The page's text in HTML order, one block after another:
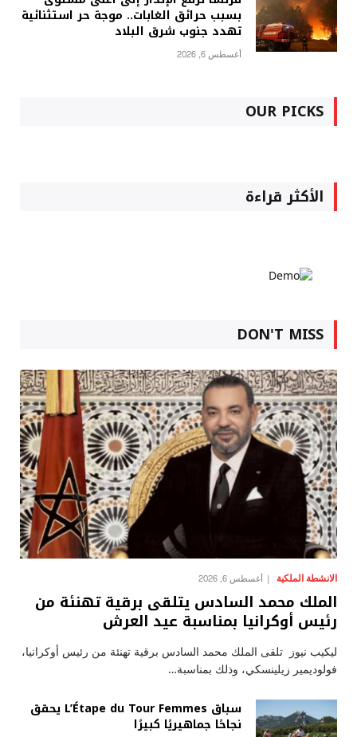
بسبب حرائق الغابات.. موجة حر استثنائية
تهدد جنوب شرق البلاد
أغسطس 6, 2026
OUR PICKS
الأكثر قراءة
DON'T MISS
الانشطة الملكية أغسطس 6, 2026
الملك محمد السادس يتلقى برقية تهنئة من
رئيس أوكرانيا بمناسبة عيد العرش
ليكيب نيوز تلقى الملك محمد السادس برقية تهنئة من رئيس أوكرانيا،
فولوديمير زيلينسكي، وذلك بمناسبة…
سباق L’Étape du Tour Femmes يحقق
نجاحًا جماهيريًا كبيرًا